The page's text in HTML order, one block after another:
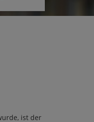
ist der